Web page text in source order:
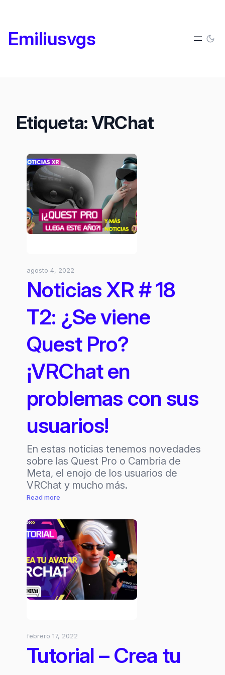
contenido
Emiliusvgs
Etiqueta:VRChat
agosto 4, 2022
Noticias XR # 18
T2: ¿Se viene
Quest Pro?
¡VRChat en
problemas con sus
usuarios!
En estas noticias tenemos novedades
sobre las Quest Pro o Cambria de
Meta, el enojo de los usuarios de
VRChat y mucho más.
Read more
XR
#
18
T2:
¿Se
viene
Quest
con
sus
febrero 17, 2022
Tutorial – Crea tu